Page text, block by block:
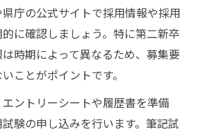
庁の公式サイトで採用情報や採用
に確認しましょう。特に第二新卒
時期によって異なるため、募集要
ことがポイントです。
ントリーシートや履歴書を準備
験の申し込みを行います。筆記試